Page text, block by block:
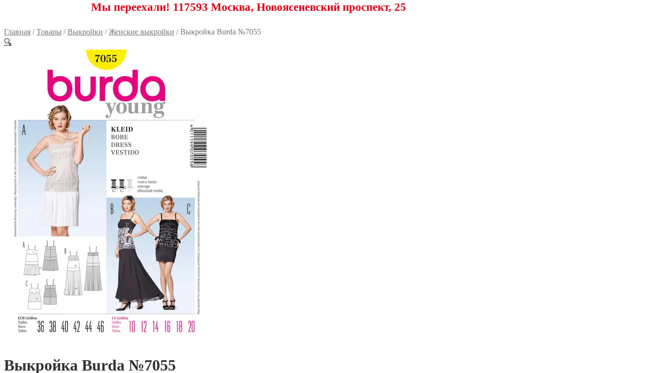
Мы переехали! 117593 Москва, Новоясеневский проспект, 25
Главная /Товары /Выкройки /Женские выкройки /Выкройка Burda №7055
🔍
Выкройка Burda №7055